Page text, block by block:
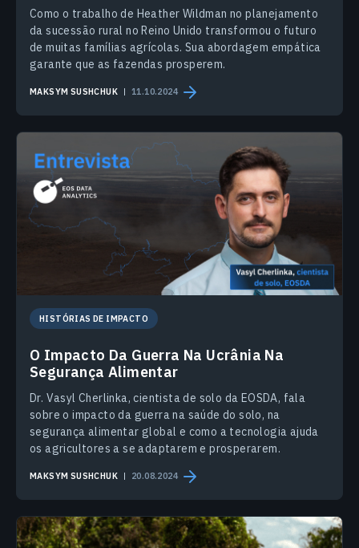
Como o trabalho de Heather Wildman no planejamento
da sucessão rural no Reino Unido transformou o futuro
de muitas famílias agrícolas. Sua abordagem empática
garante que as fazendas prosperem.
MAKSYM SUSHCHUK 11.10.2024
HISTÓRIAS DE IMPACTO
O Impacto Da Guerra Na Ucrânia Na
Segurança Alimentar
Dr. Vasyl Cherlinka, cientista de solo da EOSDA, fala
sobre o impacto da guerra na saúde do solo, na
segurança alimentar global e como a tecnologia ajuda
os agricultores a se adaptarem e prosperarem.
MAKSYM SUSHCHUK 20.08.2024